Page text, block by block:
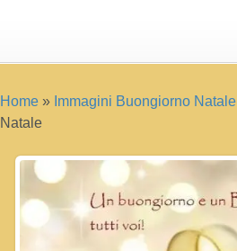
Home » Immagini Buongiorno Natale
Natale